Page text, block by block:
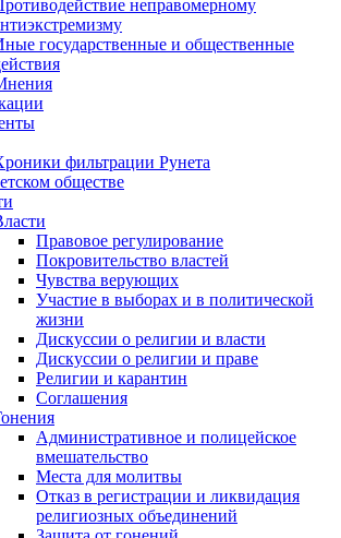
неправомерному
государственные и общественные
фильтрации Рунета
обществе
Правовое регулирование
Покровительство властей
Чувства верующих
Участие в выборах и в политической
жизни
Дискуссии о религии и власти
Дискуссии о религии и праве
Религии и карантин
Соглашения
Административное и полицейское
вмешательство
Места для молитвы
Отказ в регистрации и ликвидация
религиозных объединений